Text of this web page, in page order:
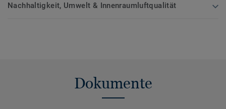
Nachhaltigkeit, Umwelt & Innenraumluftqualität
Dokumente